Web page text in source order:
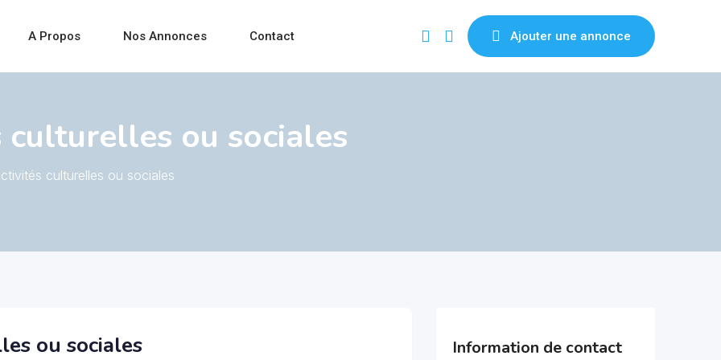
A Propos Nos Annonces Contact Ajouter une annonce
culturelles ou sociales
culturelles ou sociales
ou sociales Information de contact